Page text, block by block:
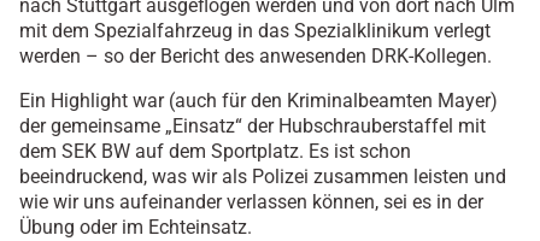
nach Stuttgart ausgeflogen werden und von dort nach Ulm
mit dem Spezialfahrzeug in das Spezialklinikum verlegt
werden – so der Bericht des anwesenden DRK-Kollegen.
Ein Highlight war (auch für den Kriminalbeamten Mayer)
der gemeinsame „Einsatz“ der Hubschrauberstaffel mit
dem SEK BW auf dem Sportplatz. Es ist schon
beeindruckend, was wir als Polizei zusammen leisten und
wie wir uns aufeinander verlassen können, sei es in der
Übung oder im Echteinsatz.